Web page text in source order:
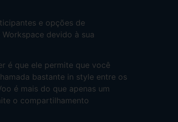
e opções de
devido à sua
é que ele permite que você
bastante in style entre os
é mais do que apenas um
o compartilhamento